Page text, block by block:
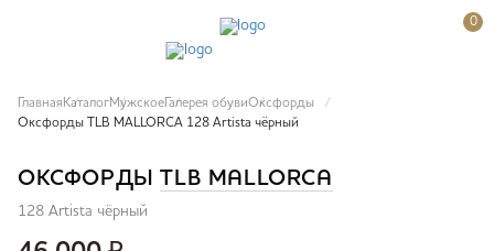
0
Главная КаталогМужское Галерея обувиОксфорды
Оксфорды TLB MALLORCA 128 Artista чёрный
ОКСФОРДЫ TLB MALLORCA
128 Artista чёрный